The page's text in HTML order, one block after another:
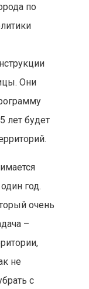
по
Они
лет будет
год.
очень
–
не
с